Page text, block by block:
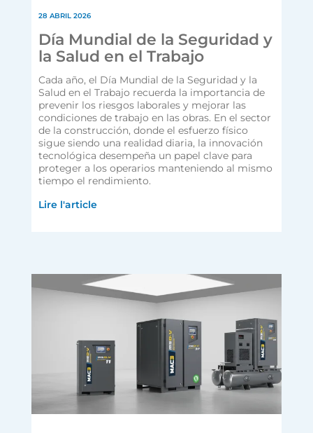
28 ABRIL 2026
Día Mundial de la Seguridad y
la Salud en el Trabajo
Cada año, el Día Mundial de la Seguridad y la
Salud en el Trabajo recuerda la importancia de
prevenir los riesgos laborales y mejorar las
condiciones de trabajo en las obras. En el sector
de la construcción, donde el esfuerzo físico
sigue siendo una realidad diaria, la innovación
tecnológica desempeña un papel clave para
proteger a los operarios manteniendo al mismo
tiempo el rendimiento.
Lire l'article